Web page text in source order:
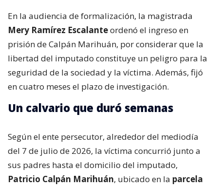
En la audiencia de formalización, la magistrada
Mery Ramírez Escalanteordenó el ingreso en
prisión de Calpán Marihuán, por considerar que la
libertad del imputado constituye un peligro para la
seguridad de la sociedad y la víctima. Además, fijó
en cuatro meses el plazo de investigación.
Un calvario que duró semanas
Según el ente persecutor, alrededor del mediodía
del 7 de julio de 2026, la víctima concurrió junto a
sus padres hasta el domicilio del imputado,
Patricio Calpán Marihuán, ubicado en la parcela